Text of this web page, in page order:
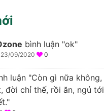
bình luận "ok"
09/2020 0
luận "Còn gì nữa không,
đời chỉ thế, rồi ăn, ngủ tới